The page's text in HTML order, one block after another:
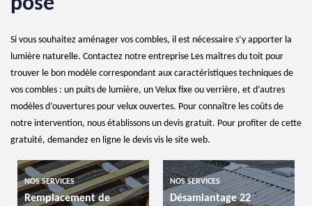
Si vous souhaitez aménager vos combles, il est nécessaire s’y apporter la
lumière naturelle. Contactez notre entreprise Les maîtres du toit pour
trouver le bon modèle correspondant aux caractéristiques techniques de
vos combles : un puits de lumière, un Velux fixe ou verrière, et d’autres
modèles d’ouvertures pour velux ouvertes. Pour connaître les coûts de
notre intervention, nous établissons un devis gratuit. Pour profiter de cette
gratuité, demandez en ligne le devis vis le site web.
NOS SERVICES
Remplacement de
NOS SERVICES
Désamiantage 22